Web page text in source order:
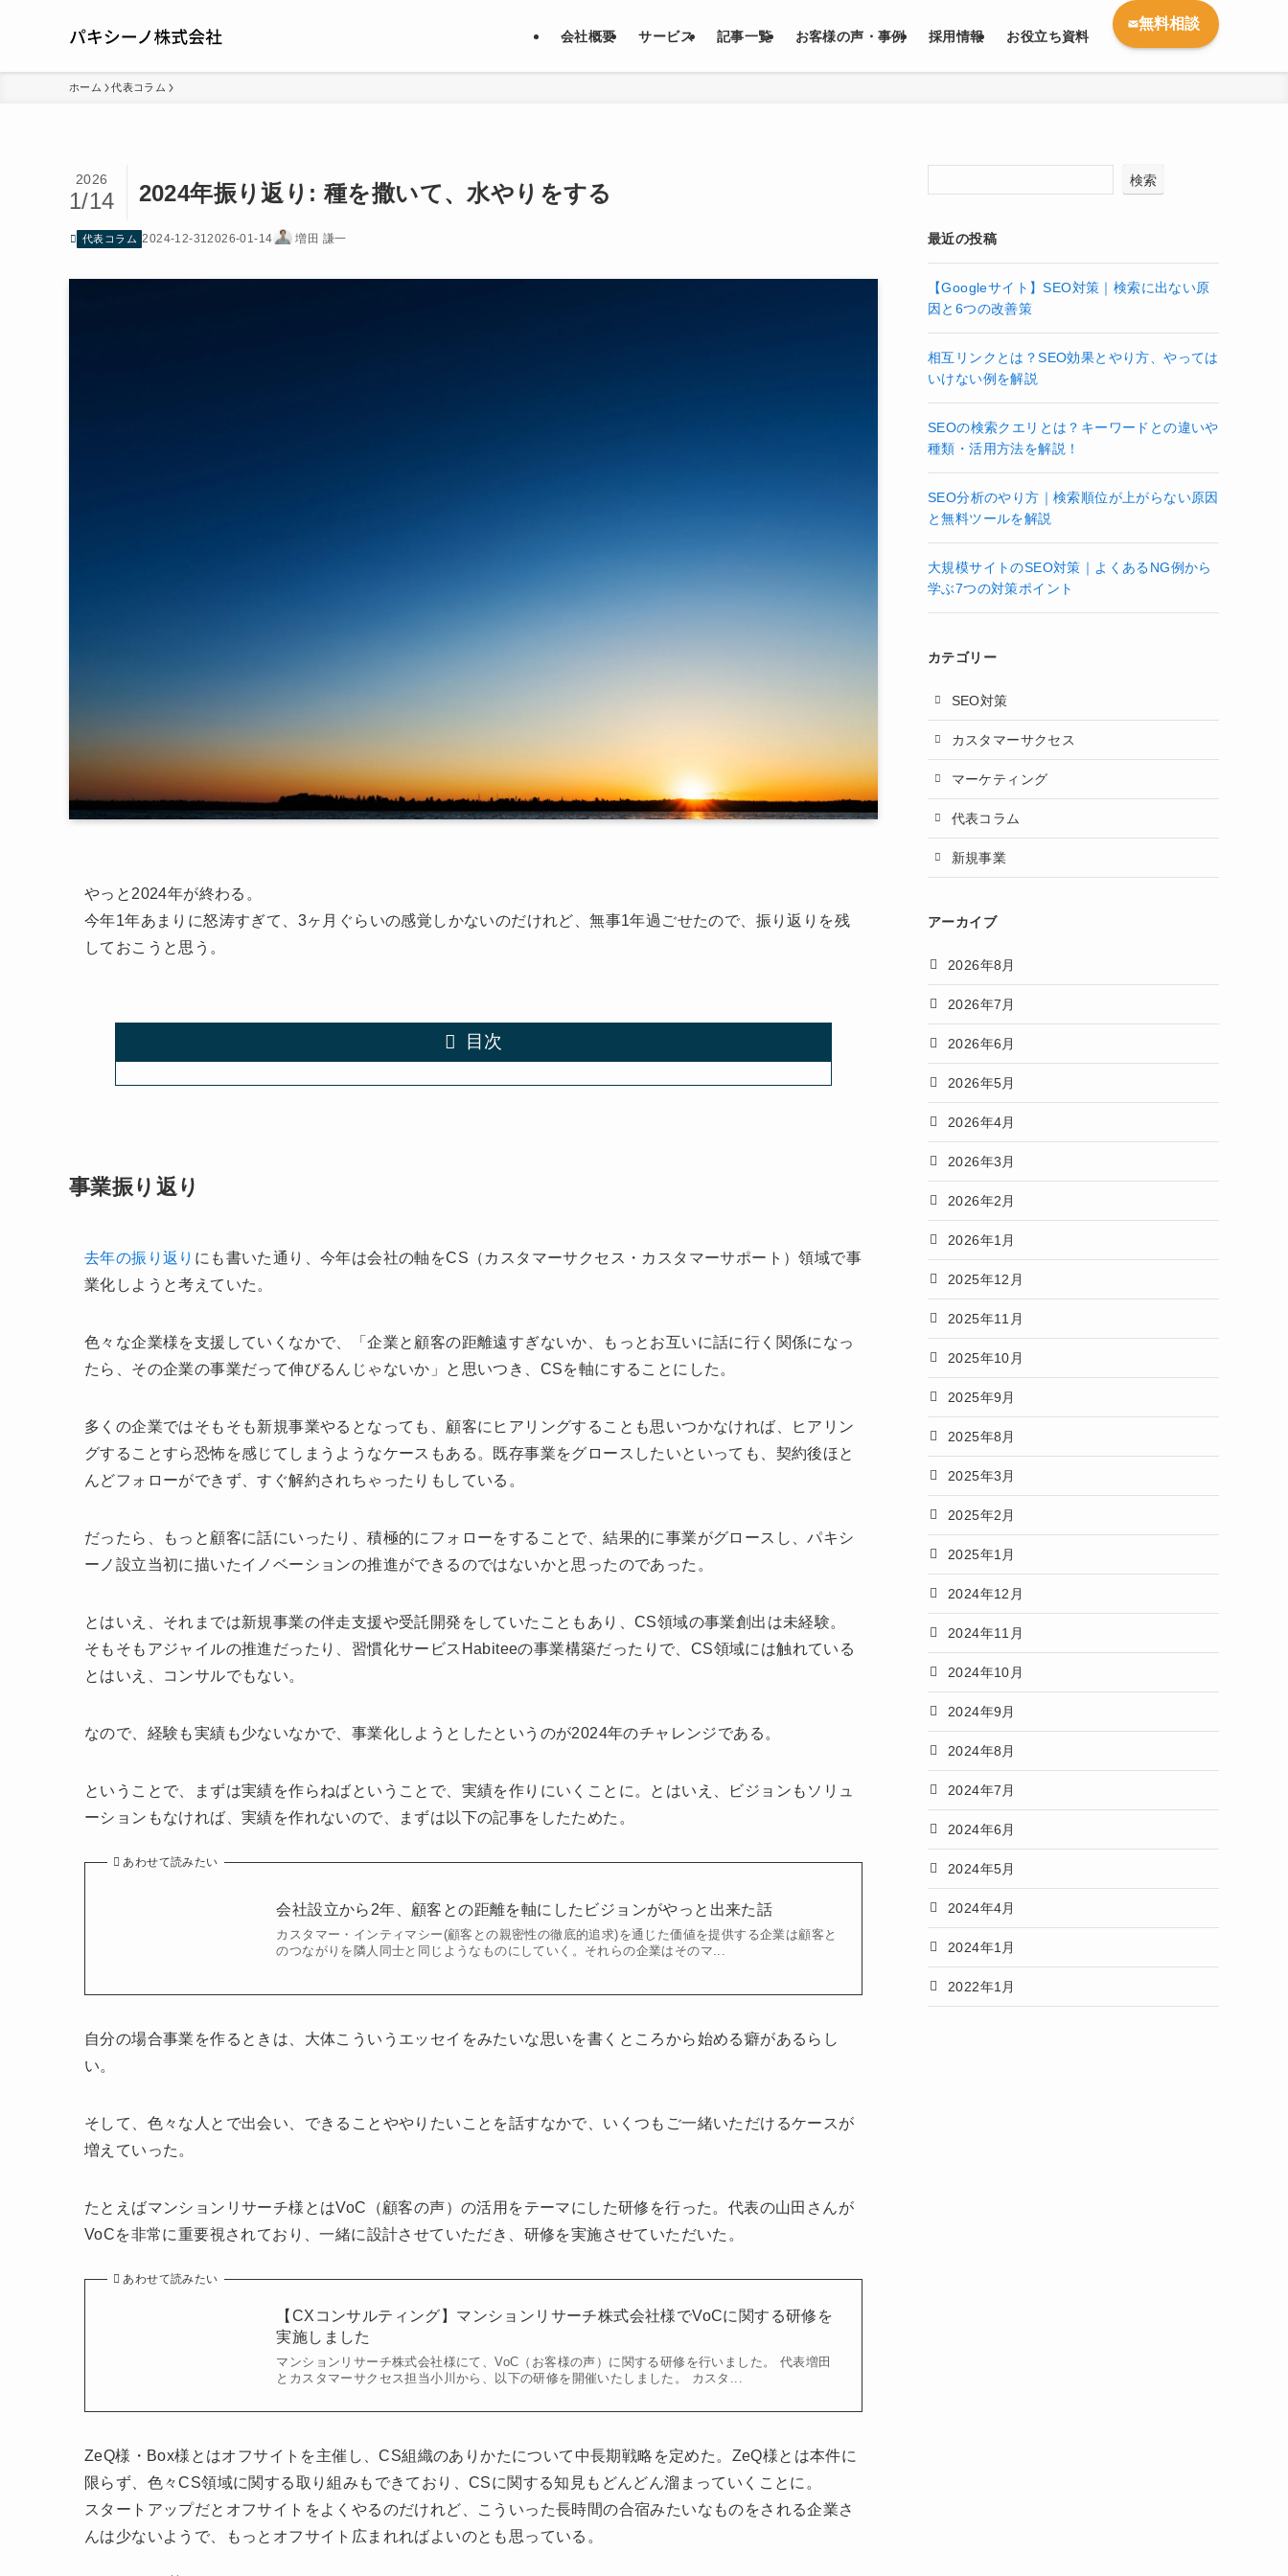
会社概要 サービス 記事一覧 お客様の声・事例 採用情報 お役立ち資料
無料相談
ホーム 代表コラム
2024年振り返り: 種を撒いて、水やりをする
2026
1/14
代表コラム 2024-12-31 2026-01-14 増田 謙一
やっと2024年が終わる。
今年1年あまりに怒涛すぎて、3ヶ月ぐらいの感覚しかないのだけれど、無事1年過ごせたので、振り返りを残
しておこうと思う。
目次
事業振り返り
去年の振り返り にも書いた通り、今年は会社の軸をCS（カスタマーサクセス・カスタマーサポート）領域で事
業化しようと考えていた。
色々な企業様を支援していくなかで、「企業と顧客の距離遠すぎないか、もっとお互いに話に行く関係になっ
たら、その企業の事業だって伸びるんじゃないか」と思いつき、CSを軸にすることにした。
多くの企業ではそもそも新規事業やるとなっても、顧客にヒアリングすることも思いつかなければ、ヒアリン
グすることすら恐怖を感じてしまうようなケースもある。既存事業をグロースしたいといっても、契約後ほと
んどフォローができず、すぐ解約されちゃったりもしている。
だったら、もっと顧客に話にいったり、積極的にフォローをすることで、結果的に事業がグロースし、パキシ
ーノ設立当初に描いたイノベーションの推進ができるのではないかと思ったのであった。
とはいえ、それまでは新規事業の伴走支援や受託開発をしていたこともあり、CS領域の事業創出は未経験。
そもそもアジャイルの推進だったり、習慣化サービスHabiteeの事業構築だったりで、CS領域には触れている
とはいえ、コンサルでもない。
なので、経験も実績も少ないなかで、事業化しようとしたというのが2024年のチャレンジである。
ということで、まずは実績を作らねばということで、実績を作りにいくことに。とはいえ、ビジョンもソリュ
ーションもなければ、実績を作れないので、まずは以下の記事をしたためた。
あわせて読みたい
会社設立から2年、顧客との距離を軸にしたビジョンがやっと出来た話
カスタマー・インティマシー(顧客との親密性の徹底的追求)を通じた価値を提供する企業は顧客と
のつながりを隣人同士と同じようなものにしていく。それらの企業はそのマ...
自分の場合事業を作るときは、大体こういうエッセイをみたいな思いを書くところから始める癖があるらし
い。
そして、色々な人とで出会い、できることややりたいことを話すなかで、いくつもご一緒いただけるケースが
増えていった。
たとえばマンションリサーチ様とはVoC（顧客の声）の活用をテーマにした研修を行った。代表の山田さんが
VoCを非常に重要視されており、一緒に設計させていただき、研修を実施させていただいた。
あわせて読みたい
【CXコンサルティング】マンションリサーチ株式会社様でVoCに関する研修を
実施しました
マンションリサーチ株式会社様にて、VoC（お客様の声）に関する研修を行いました。 代表増田
とカスタマーサクセス担当小川から、以下の研修を開催いたしました。 カスタ...
ZeQ様・Box様とはオフサイトを主催し、CS組織のありかたについて中長期戦略を定めた。ZeQ様とは本件に
限らず、色々CS領域に関する取り組みもできており、CSに関する知見もどんどん溜まっていくことに。
スタートアップだとオフサイトをよくやるのだけれど、こういった長時間の合宿みたいなものをされる企業さ
んは少ないようで、もっとオフサイト広まれればよいのとも思っている。
検索
最近の投稿
【Googleサイト】SEO対策｜検索に出ない原
因と6つの改善策
相互リンクとは？SEO効果とやり方、やっては
いけない例を解説
SEOの検索クエリとは？キーワードとの違いや
種類・活用方法を解説！
SEO分析のやり方｜検索順位が上がらない原因
と無料ツールを解説
大規模サイトのSEO対策｜よくあるNG例から
学ぶ7つの対策ポイント
カテゴリー
SEO対策
カスタマーサクセス
マーケティング
代表コラム
新規事業
アーカイブ
2026年8月
2026年7月
2026年6月
2026年5月
2026年4月
2026年3月
2026年2月
2026年1月
2025年12月
2025年11月
2025年10月
2025年9月
2025年8月
2025年3月
2025年2月
2025年1月
2024年12月
2024年11月
2024年10月
2024年9月
2024年8月
2024年7月
2024年6月
2024年5月
2024年4月
2024年1月
2022年1月